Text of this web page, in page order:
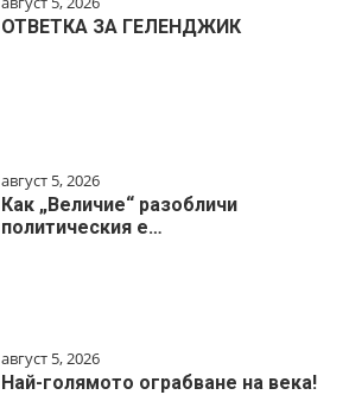
ОТВЕТКА ЗА ГЕЛЕНДЖИК
август 5, 2026
Как „Величие“ разобличи
политическия е…
август 5, 2026
Най-голямото ограбване на века!